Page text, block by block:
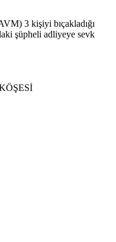
3 kişiyi bıçakladığı
şüpheli adliyeye sevk